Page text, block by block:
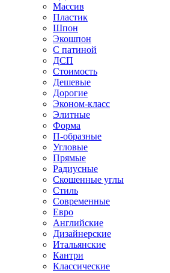
Массив
Пластик
Шпон
Экошпон
С патиной
ДСП
Стоимость
Дешевые
Дорогие
Эконом-класс
Элитные
Форма
П-образные
Угловые
Прямые
Радиусные
Скошенные углы
Стиль
Современные
Евро
Английские
Дизайнерские
Итальянские
Кантри
Классические